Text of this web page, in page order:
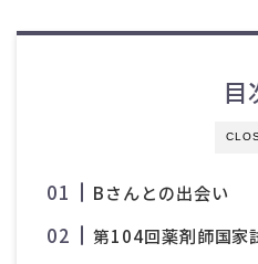
目
Bさんとの出会い
第104回薬剤師国家